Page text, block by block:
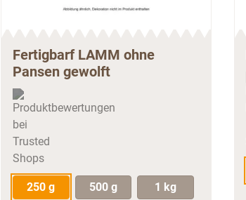
Fertigbarf LAMM ohne
Pansen gewolft
250 g 500 g 1 kg